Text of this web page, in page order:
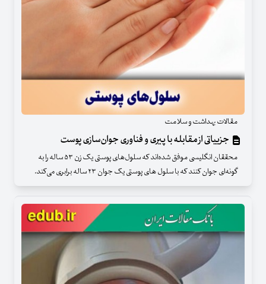
مقالات بهداشت و سلامت
جزییاتی از مقابله با پیری و فناوری جوان‌سازی پوست
محققان انگلیسی موفق شده‌اند که سلول‌های پوستی یک زن ۵۳ ساله را به
گونه‌ای جوان کنند که با سلول های پوستی یک جوان ۲۳ ساله برابری می‌کند.